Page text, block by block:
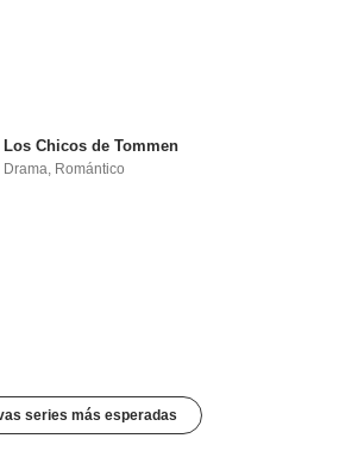
Los Chicos de Tommen
Drama, Romántico
series más esperadas